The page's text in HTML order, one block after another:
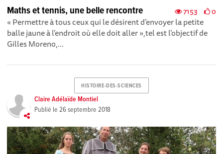
7153 0
Maths et tennis, une belle rencontre
« Permettre à tous ceux qui le désirent d’envoyer la petite
balle jaune à l’endroit où elle doit aller »,tel est l’objectif de
Gilles Moreno,...
HISTOIRE-DES-SCIENCES
Claire Adélaïde Montiel
Publié le26 septembre 2018